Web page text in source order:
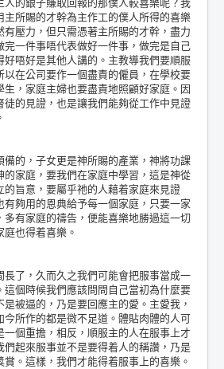
主所賜的才幹為主作工的僕人所得的喜樂
有壓力，但只需憑著主所賜的才幹，盡力
完一件事唔代表做好一件事，做完是自己
好唔好是其他人講的。主教導我們要順服
以在公司要作一個盡責的僱員，在學校要
生，家庭主婦也要盡責地照顧好家庭。因
徒的見證，也是讓我們能夠從工作中見證
備的，子女更是神所賜的產業，神將功課
的家庭，要我們在家庭中學習，這是神從
的旨意，要屬乎祂的人藉着家庭來見證
有夠用的恩典給予每一個家庭，只要一家
多有家庭的禱告，便能喜樂地勝過這一切
也得着喜樂。
了，久而久之我們可能會把服事當成一
這個時候我們應該問問自己當初為什麼要
被逼的，乃是要回應主的愛。主愛我，
今所作的都是微不足道。體貼肉體的人可
一個重擔，相反，順服主的人在服事上才
們起來服事並不是要得着人的稱讚，乃是
。這樣，我們才能得着服事上的喜樂。